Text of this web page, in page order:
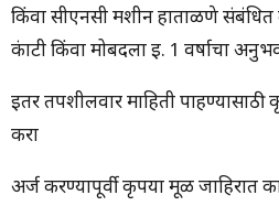
किंवा सीएनसी मशीन हाताळणे संबंधित
कंत्राटी किंवा मोबदला इ. 1 वर्षाचा
इतर तपशीलवार माहिती
करा
अर्ज करण्यापूर्वी कृपया मूळ जाहिरात